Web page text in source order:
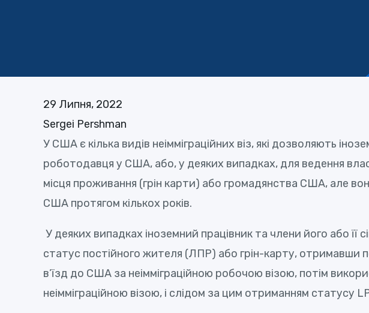
29 Липня, 2022
Sergei Pershman
У США є кілька видів неімміграційних віз, які дозволяють
роботодавця у США, або, у деяких випадках, для ведення
місця проживання (грін карти) або громадянства США, але
США протягом кількох років.
У деяких випадках іноземний працівник та члени його або
статус постійного жителя (ЛПР) або грін-карту,
в’їзд до США за неімміграційною робочою візою, потім
неімміграційною візою, і слідом за цим отриманням статусу